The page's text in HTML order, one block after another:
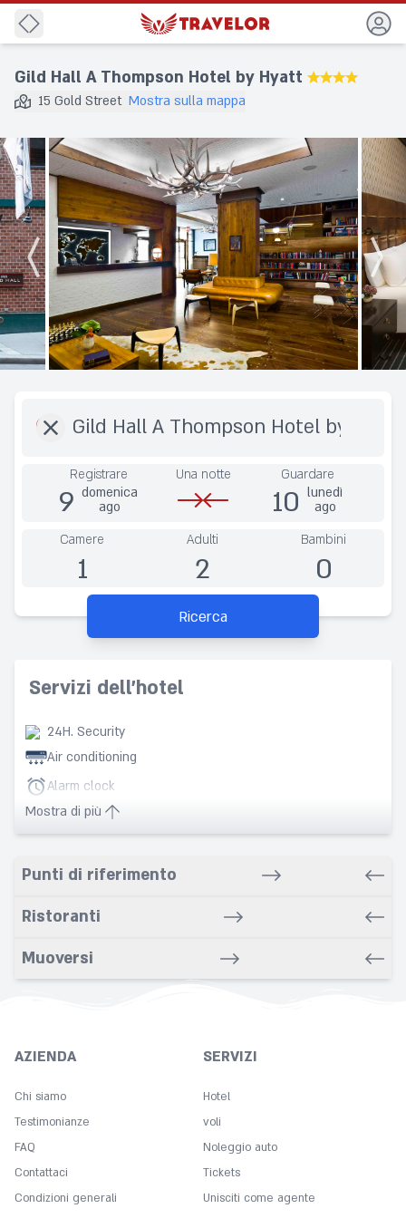
Indietro
Gild Hall A Thompson Hotel by Hyatt ★★★★
15 Gold Street Mostra sulla mappa
Registrare
9 domenica
ago
Una notte Guardare
10 lunedì
ago
Camere
1
Adulti
2
Bambini
0
Ricerca
Servizi dell'hotel
24H. Security
Air conditioning
Alarm clock
Banquet
Bars
Cleaning
Copy
Desk
Fitness Center
Mostra di più
Punti di riferimento
Ristoranti
Muoversi
AZIENDA
Chi siamo
Testimonianze
FAQ
Contattaci
Condizioni generali
SERVIZI
Hotel
voli
Noleggio auto
Tickets
Unisciti come agente